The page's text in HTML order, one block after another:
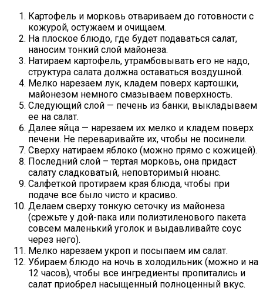
Картофель и морковь отвариваем до готовности с
кожурой, остужаем и очищаем.
На плоское блюдо, где будет подаваться салат,
наносим тонкий слой майонеза.
Натираем картофель, утрамбовывать его не надо,
структура салата должна оставаться воздушной.
Мелко нарезаем лук, кладем поверх картошки,
майонезом немного смазываем поверхность.
Следующий слой — печень из банки, выкладываем
ее на салат.
Далее яйца — нарезаем их мелко и кладем поверх
печени. Не переваривайте их, чтобы не посинели.
Сверху натираем яблоко (можно прямо с кожицей).
Последний слой – тертая морковь, она придаст
салату сладковатый, неповторимый нюанс.
Салфеткой протираем края блюда, чтобы при
подаче все было чисто и красиво.
Делаем сверху тонкую сеточку из майонеза
(срежьте у дой-пака или полиэтиленового пакета
совсем маленький уголок и выдавливайте соус
через него).
Мелко нарезаем укроп и посыпаем им салат.
Убираем блюдо на ночь в холодильник (можно и на
12 часов), чтобы все ингредиенты пропитались и
салат приобрел насыщенный полноценный вкус.